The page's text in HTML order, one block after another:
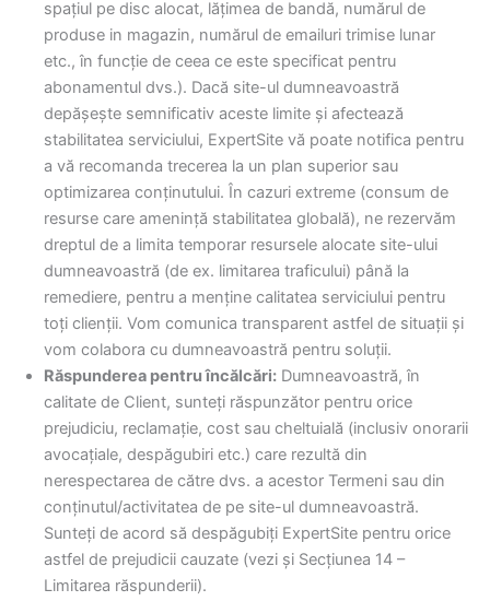
spațiul pe disc alocat, lățimea de bandă, numărul de
produse in magazin, numărul de emailuri trimise lunar
etc., în funcție de ceea ce este specificat pentru
abonamentul dvs.). Dacă site-ul dumneavoastră
depășește semnificativ aceste limite și afectează
stabilitatea serviciului, ExpertSite vă poate notifica pentru
a vă recomanda trecerea la un plan superior sau
optimizarea conținutului. În cazuri extreme (consum de
resurse care amenință stabilitatea globală), ne rezervăm
dreptul de a limita temporar resursele alocate site-ului
dumneavoastră (de ex. limitarea traficului) până la
remediere, pentru a menține calitatea serviciului pentru
toți clienții. Vom comunica transparent astfel de situații și
vom colabora cu dumneavoastră pentru soluții.
Răspunderea pentru încălcări: Dumneavoastră, în
calitate de Client, sunteți răspunzător pentru orice
prejudiciu, reclamație, cost sau cheltuială (inclusiv onorarii
avocațiale, despăgubiri etc.) care rezultă din
nerespectarea de către dvs. a acestor Termeni sau din
conținutul/activitatea de pe site-ul dumneavoastră.
Sunteți de acord să despăgubiți ExpertSite pentru orice
astfel de prejudicii cauzate (vezi și Secțiunea 14 –
Limitarea răspunderii).